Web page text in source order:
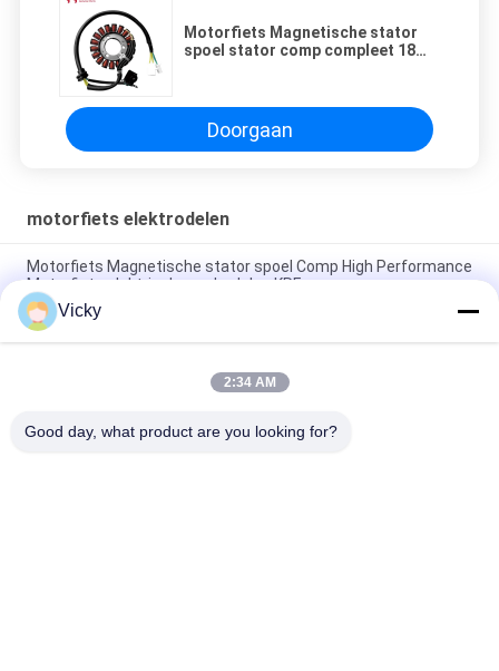
Motorfiets Magnetische stator
spoel stator comp compleet 18
Doorgaan
motorfiets elektrodelen
Motorfiets Magnetische stator spoel Comp High Performance
Motorfiets elektrische onderdelen KRF
Elektrische motorfiets relais connector Kriss 100 voor B2B
kopers Goede prestaties Mannelijke 6.3mm
Elektrische schakelaar relais voor NOUVO mannelijke
Vicky
2:34 AM
Good day, what product are you looking for?